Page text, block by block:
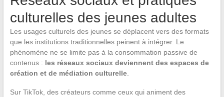
culturelles des jeunes adultes
Les usages culturels des jeunes se déplacent vers des formats
que les institutions traditionnelles peinent à intégrer. Le
phénomène ne se limite pas à la consommation passive de
contenus : les réseaux sociaux deviennent des espaces de
création et de médiation culturelle.
Sur TikTok, des créateurs comme ceux qui animent des